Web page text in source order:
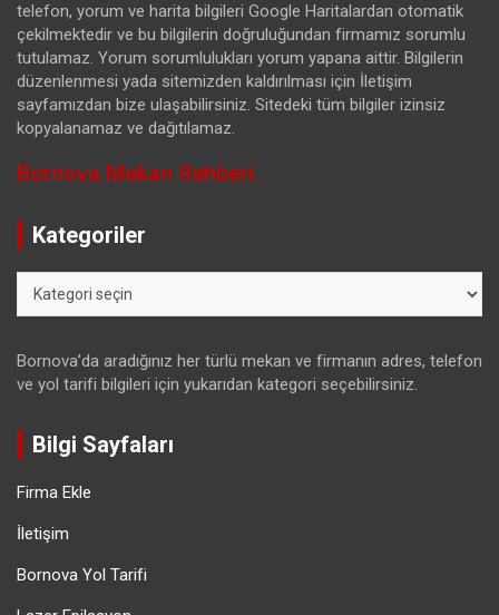
telefon, yorum ve harita bilgileri Google Haritalardan otomatik
çekilmektedir ve bu bilgilerin doğruluğundan firmamız sorumlu
tutulamaz. Yorum sorumlulukları yorum yapana aittir. Bilgilerin
düzenlenmesi yada sitemizden kaldırılması için İletişim
sayfamızdan bize ulaşabilirsiniz. Sitedeki tüm bilgiler izinsiz
kopyalanamaz ve dağıtılamaz.
Bornova Mekan Rehberi
Kategoriler
Bornova’da aradığınız her türlü mekan ve firmanın adres, telefon
ve yol tarifi bilgileri için yukarıdan kategori seçebilirsiniz.
Bilgi Sayfaları
Firma Ekle
İletişim
Bornova Yol Tarifi